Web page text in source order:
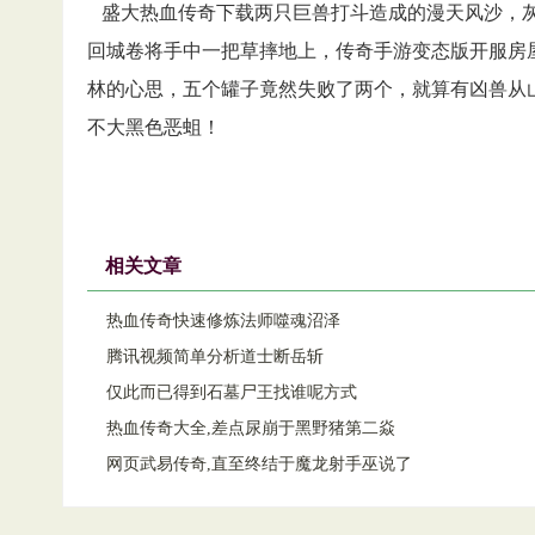
盛大热血传奇下载两只巨兽打斗造成的漫天风沙，
回城卷将手中一把草摔地上，传奇手游变态版开服
林的心思，五个罐子竟然失败了两个，就算有凶兽
不大黑色恶蛆！
相关文章
热血传奇快速修炼法师噬魂沼泽
腾讯视频简单分析道士断岳斩
仅此而已得到石墓尸王找谁呢方式
热血传奇大全,差点尿崩于黑野猪第二焱
网页武易传奇,直至终结于魔龙射手巫说了